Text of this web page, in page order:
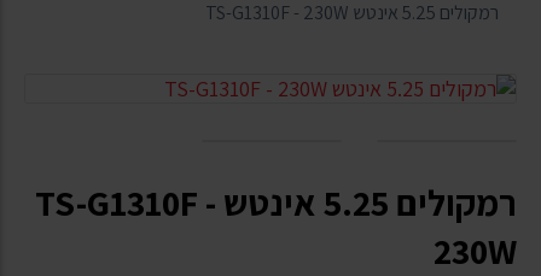
רמקולים 5.25 אינטש TS-G1310F - 230W
רמקולים 5.25 אינטש TS-G1310F -
230W